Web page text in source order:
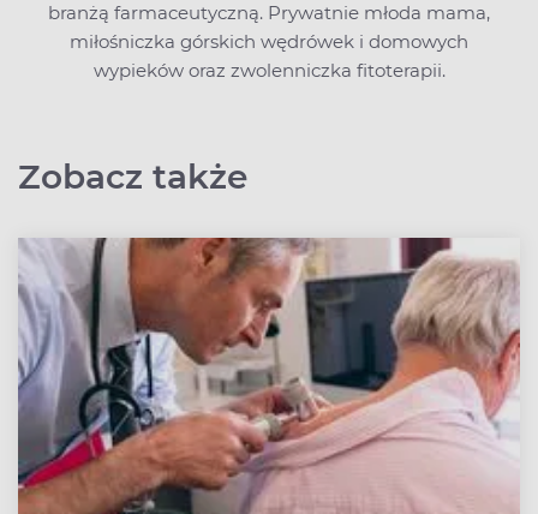
branżą farmaceutyczną. Prywatnie młoda mama,
miłośniczka górskich wędrówek i domowych
wypieków oraz zwolenniczka fitoterapii.
Zobacz także